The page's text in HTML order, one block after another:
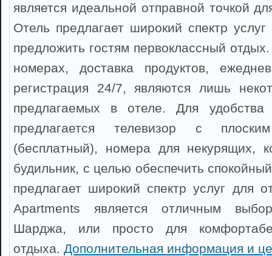
является идеальной отправной точкой
Отель предлагает широкий спектр
предложить гостям первоклассный
номерах, доставка продуктов,
регистрация 24/7, являются лишь
предлагаемых в отеле. Для
предлагается телевизор с
(бесплатный), номера для некурящих,
будильник, с целью обеспечить
предлагает широкий спектр услуг для
Apartments является отличным
Шарджа, или просто для
отдыха. Дополнительная информация и